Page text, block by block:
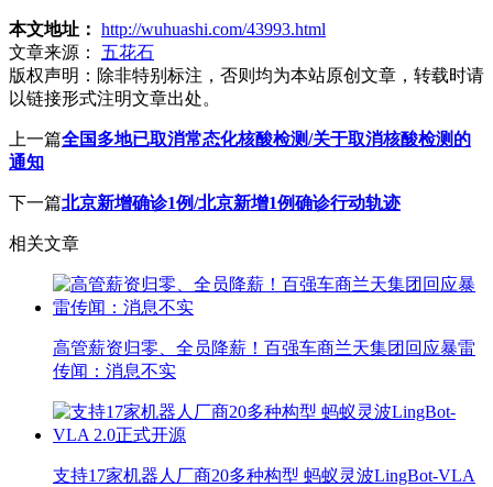
本文地址： http://wuhuashi.com/43993.html
文章来源：
五花石
版权声明： 除非特别标注，否则均为本站原创文章，转载时请
以链接形式注明文章出处。
上一篇全国多地已取消常态化核酸检测/关于取消核酸检测的
通知
下一篇北京新增确诊1例/北京新增1例确诊行动轨迹
相关文章
高管薪资归零、全员降薪！百强车商兰天集团回应暴雷
传闻：消息不实
支持17家机器人厂商20多种构型 蚂蚁灵波LingBot-VLA